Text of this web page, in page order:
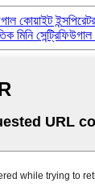
কোয়াইট
মিনি